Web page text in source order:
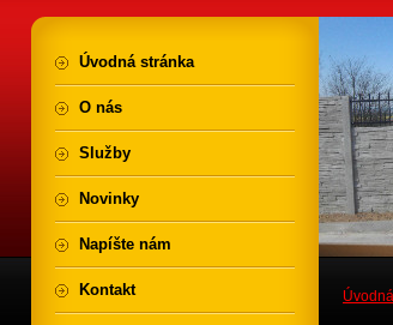
Úvodná stránka
O nás
Služby
Novinky
Napíšte nám
Kontakt